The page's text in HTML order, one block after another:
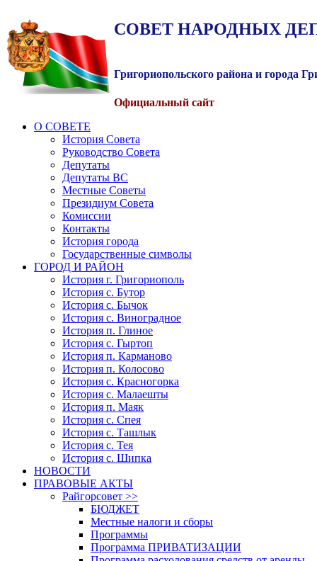
СОВЕТ НАРОДНЫХ
Григориопольского района и города
Официальный сайт
О СОВЕТЕ
История Совета
Руководство Совета
Депутаты
Депутаты ВС
Местные Советы
Президиум Совета
Комиссии
Контакты
История города
Государственные символы
ГОРОД И РАЙОН
История г. Григориополь
История с. Бутор
История с. Бычок
История с. Виноградное
История п. Глиное
История с. Гыртоп
История п. Карманово
История п. Колосово
История с. Красногорка
История с. Малаешты
История п. Маяк
История с. Спея
История с. Ташлык
История с. Тея
История с. Шипка
НОВОСТИ
ПРАВОВЫЕ АКТЫ
Райгорсовет >>
БЮДЖЕТ
Местные налоги и сборы
Программы
Программа ПРИВАТИЗАЦИИ